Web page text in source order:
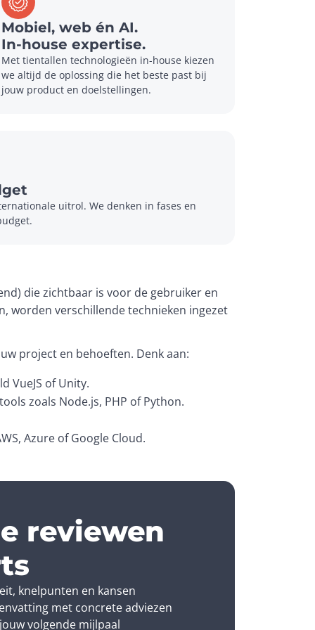
Mobiel, web én AI.
In-house expertise.
Met tientallen technologieën in-house kiezen
we altijd de oplossing die het beste past bij
jouw product en doelstellingen.
uitrol. We denken in fases en
die zichtbaar is voor de gebruiker en
worden verschillende technieken ingezet
project en behoeften. Denk aan:
VueJS of Unity.
zoals Node.js, PHP of Python.
Azure of Google Cloud.
Ze spelen een belangrijke rol in:
engineers en game-specialisten
van het project.
zorgen dat alle onderdelen
reviewen
knelpunten en kansen
met concrete adviezen
volgende mijlpaal